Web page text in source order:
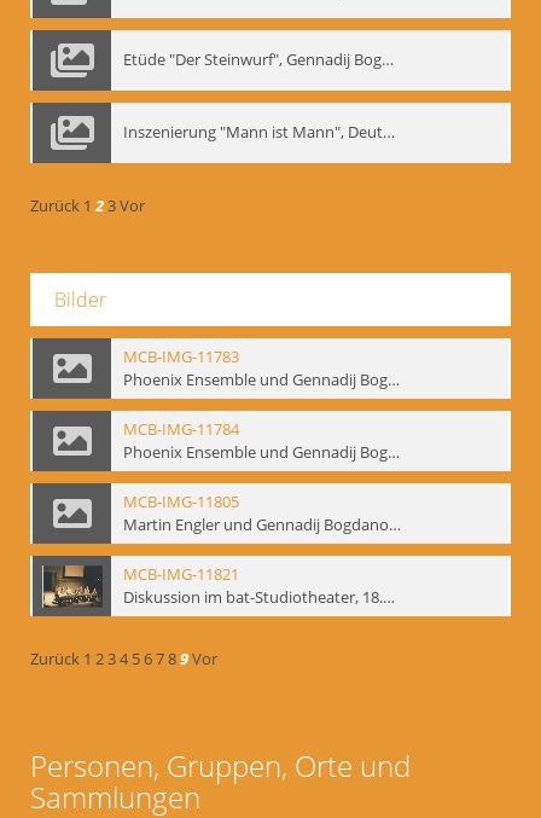
Etüde "Der Steinwurf", Gennadij Bogdanow
Inszenierung "Mann ist Mann", Deutsches Theater Berlin, 1997
Zurück 1 23Vor
Bilder
MCB-IMG-11783
Phoenix Ensemble und Gennadij Bogdanow; BM-img-105-9
MCB-IMG-11784
Phoenix Ensemble und Gennadij Bogdanow; BM-img-105-10
MCB-IMG-11805
Martin Engler und Gennadij Bogdanow; BM-img-113
MCB-IMG-11821
Diskussion im bat-Studiotheater, 18.09.1995; BM-img-127-3
Zurück 1 234 56789Vor
Personen, Gruppen, Orte und
Sammlungen